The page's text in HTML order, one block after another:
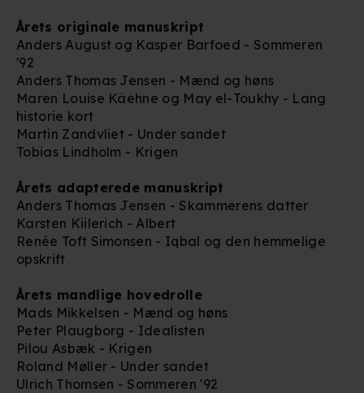
Årets originale manuskript
Anders August og Kasper Barfoed - Sommeren
'92
Anders Thomas Jensen - Mænd og høns
Maren Louise Käehne og May el-Toukhy - Lang
historie kort
Martin Zandvliet - Under sandet
Tobias Lindholm - Krigen
Årets adapterede manuskript
Anders Thomas Jensen - Skammerens datter
Karsten Kiilerich - Albert
Renée Toft Simonsen - Iqbal og den hemmelige
opskrift
Årets mandlige hovedrolle
Mads Mikkelsen - Mænd og høns
Peter Plaugborg - Idealisten
Pilou Asbæk - Krigen
Roland Møller - Under sandet
Ulrich Thomsen - Sommeren '92